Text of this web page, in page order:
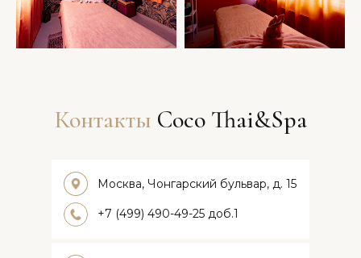
Контакты Coco Thai&Spa
Москва, Чонгарский бульвар, д. 15
+7 (499) 490-49-25 доб.1